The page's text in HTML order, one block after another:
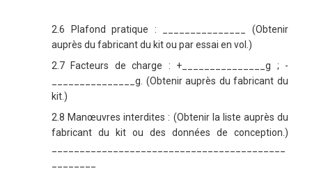
2.6 Plafond pratique : _______________ (Obtenir
auprès du fabricant du kit ou par essai en vol.)
2.7 Facteurs de charge : +_______________g ; -
_______________g. (Obtenir auprès du fabricant du
kit.)
2.8 Manœuvres interdites : (Obtenir la liste auprès du
fabricant du kit ou des données de conception.)